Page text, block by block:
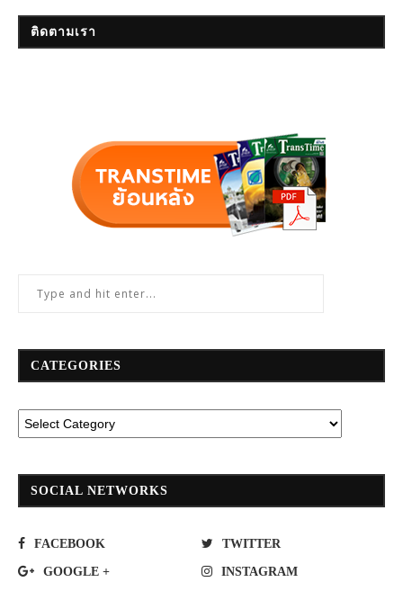
ติดตามเรา
CATEGORIES
SOCIAL NETWORKS
FACEBOOK TWITTER
GOOGLE + INSTAGRAM